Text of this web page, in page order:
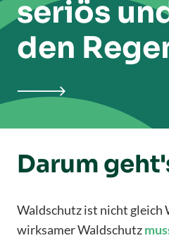
seriös
den

Darum
Waldschutz ist nicht gleich
wirksamer Waldschutz